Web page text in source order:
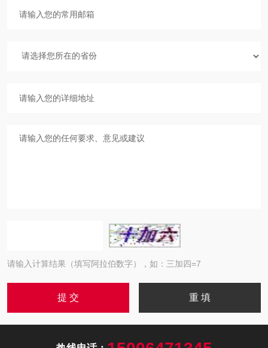
请输入计算结果（填写阿拉伯数字），如：三加四=7